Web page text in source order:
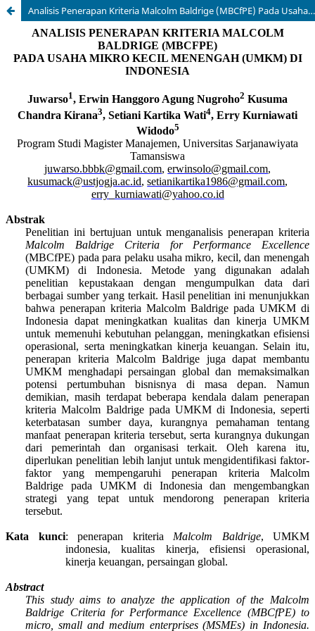
Analisis Penerapan Kriteria Malcolm Baldrige (MBCfPE) Pada Usaha Mikro Kecil Menengah (UMKM) Di Indonesia